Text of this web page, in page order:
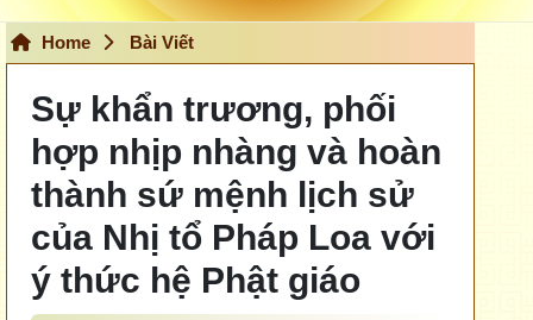
Home Bài Viết
Sự khẩn trương, phối
hợp nhịp nhàng và hoàn
thành sứ mệnh lịch sử
của Nhị tổ Pháp Loa với
ý thức hệ Phật giáo